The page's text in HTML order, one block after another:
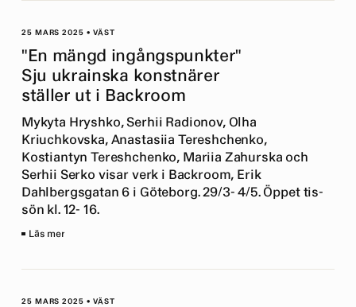
25 MARS 2025 • VÄST
"En mängd ingångspunkter"
Sju ukrainska konstnärer
ställer ut i Backroom
Mykyta Hryshko, Serhii Radionov, Olha
Kriuchkovska, Anastasiia Tereshchenko,
Kostiantyn Tereshchenko, Mariia Zahurska och
Serhii Serko visar verk i Backroom, Erik
Dahlbergsgatan 6 i Göteborg. 29/3- 4/5. Öppet tis-
sön kl. 12- 16.
Läs mer
25 MARS 2025 • VÄST